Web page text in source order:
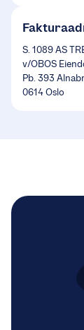
S. 1089 AS
v/OBOS
Pb. 393
0614 Oslo